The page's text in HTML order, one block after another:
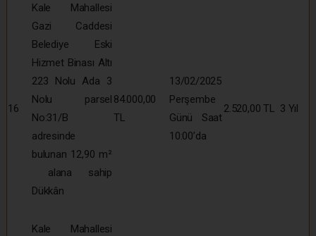
16
Kale Mahallesi
Gazi Caddesi
Belediye Eski
Hizmet Binası Altı
223 Nolu Ada 3
Nolu parsel
No:31/B
adresinde
bulunan 12,90 m²
alana sahip
Dükkân
84.000,00
TL
13/02/2025
Perşembe
Günü Saat
10:00’da
2.520,00 TL 3 Yıl
Kale Mahallesi